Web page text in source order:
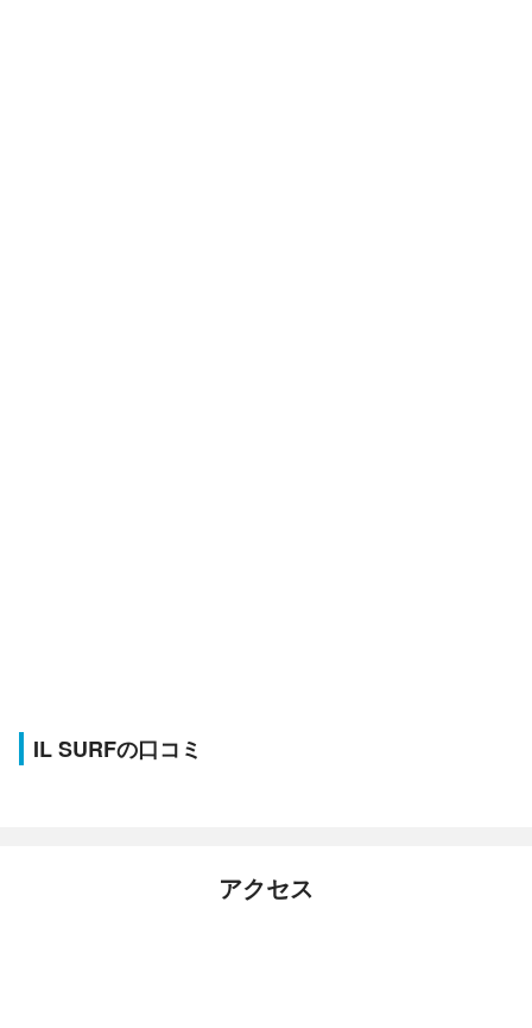
IL SURFの口コミ
アクセス